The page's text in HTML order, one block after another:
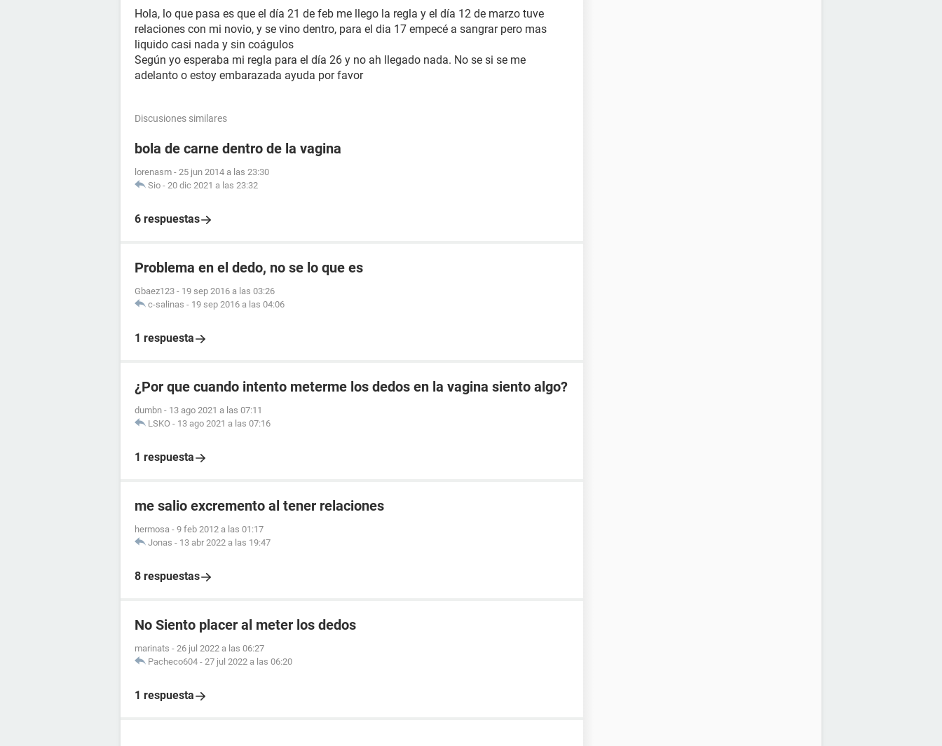
Hola, lo que pasa es que el día 21 de feb me llego la regla y el día 12 de marzo tuve
relaciones con mi novio, y se vino dentro, para el dia 17 empecé a sangrar pero mas
liquido casi nada y sin coágulos
Según yo esperaba mi regla para el día 26 y no ah llegado nada. No se si se me
adelanto o estoy embarazada ayuda por favor
Discusiones similares
bola de carne dentro de la vagina
lorenasm - 25 jun 2014 a las 23:30
Sio - 20 dic 2021 a las 23:32
6 respuestas
Problema en el dedo, no se lo que es
Gbaez123 - 19 sep 2016 a las 03:26
c-salinas - 19 sep 2016 a las 04:06
1 respuesta
¿Por que cuando intento meterme los dedos en la vagina siento algo?
dumbn - 13 ago 2021 a las 07:11
LSKO - 13 ago 2021 a las 07:16
1 respuesta
me salio excremento al tener relaciones
hermosa - 9 feb 2012 a las 01:17
Jonas - 13 abr 2022 a las 19:47
8 respuestas
No Siento placer al meter los dedos
marinats - 26 jul 2022 a las 06:27
Pacheco604 - 27 jul 2022 a las 06:20
1 respuesta